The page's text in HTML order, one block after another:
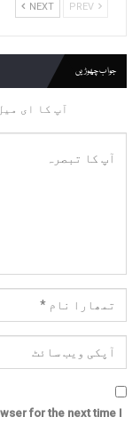
NEXT
جواب چھوڑیں
آپ کا ای
for the next time I